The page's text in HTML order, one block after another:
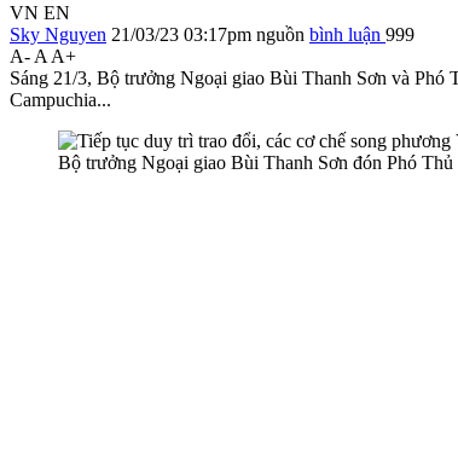
VN EN
Sky Nguyen 21/03/23 03:17pm nguồn bình luận 999
A- A A+
Sáng 21/3, Bộ trưởng Ngoại giao Bùi Thanh Sơn và
Campuchia...
Bộ trưởng Ngoại giao Bùi Thanh Sơn đón Phó